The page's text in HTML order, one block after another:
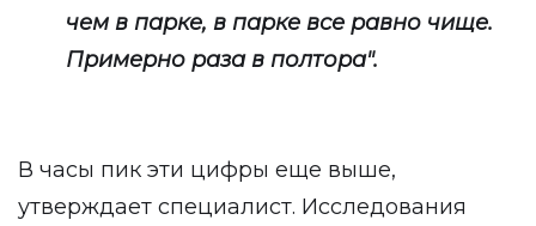
чем в парке, в парке все равно чище.
Примерно раза в полтора".
В часы пик эти цифры еще выше,
утверждает специалист. Исследования